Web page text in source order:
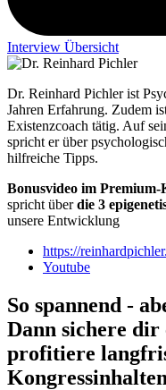
Interview Übersicht
Dr. Reinhard Pichler ist
Jahren Erfahrung. Zudem
Existenzcoach tätig. Auf
spricht er über
hilfreiche Tipps.
Bonusvideo im Premium-
spricht überdie 3
unsere Entwicklung
https://
Youtube
So spannend -
Dann sichere dir
profitiere